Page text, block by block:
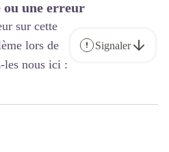
ou une erreur
sur cette
lors de
les nous ici :
Signaler